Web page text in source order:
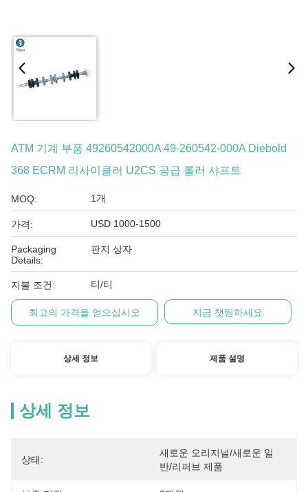
ATM 기계 부품 49260542000A 49-260542-000A Diebold
368 ECRM 리사이클러 U2CS 공급 롤러 샤프트
MOQ: 1개
가격: USD 1000-1500
Packaging
Details:
판지 상자
지불 조건: 티/티
최고의 가격을 얻으십시오 지금 챗팅하세요
상세 정보 제품 설명
상세 정보
상태:
새로운 오리지널/새로운 일
반/리퍼브 제품